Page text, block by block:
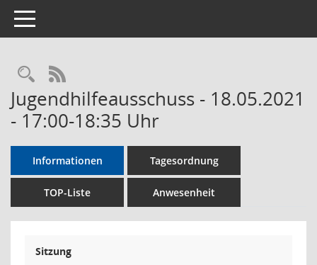
Toggle navigation
Rechercheauswahl
RSS-Feed
Jugendhilfeausschuss - 18.05.2021
- 17:00-18:35 Uhr
Informationen Tagesordnung
TOP-Liste Anwesenheit
Sitzung